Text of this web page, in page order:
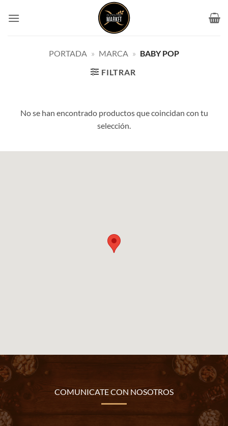
PORTADA » MARCA » BABY POP
FILTRAR
No se han encontrado productos que coincidan con tu
selección.
COMUNICATE CON NOSOTROS